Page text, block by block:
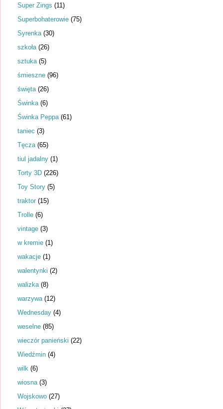
Super Zings (11)
Superbohaterowie (75)
Syrenka (30)
szkoła (26)
sztuka (5)
śmieszne (96)
święta (26)
Świnka (6)
Świnka Peppa (61)
taniec (3)
Tęcza (65)
tiul jadalny (1)
Torty 3D (226)
Toy Story (5)
traktor (15)
Trolle (6)
vintage (3)
w kremie (1)
wakacje (1)
walentynki (2)
walizka (8)
warzywa (12)
Wednesday (4)
weselne (85)
wieczór panieński (22)
Wiedźmin (4)
wilk (6)
wiosna (3)
Wojskowo (27)